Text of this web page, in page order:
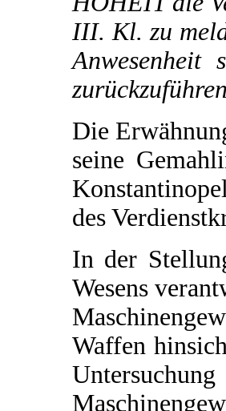
III. Kl. zu
Anwesenheit
Die
seine
des
In der
Wesens
Waffen